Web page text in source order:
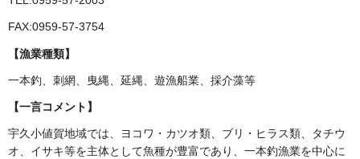
FAX:0959-57-3754
【漁業種類】
一本釣、刺網、曳縄、延縄、遊漁船業、採介藻等
【一言コメント】
宇久小値賀地域では、ヨコワ・カツオ類、ブリ・ヒラス類、タチウ
オ、イサキ等を主体として魚種が豊富であり、一本釣漁業を中心に